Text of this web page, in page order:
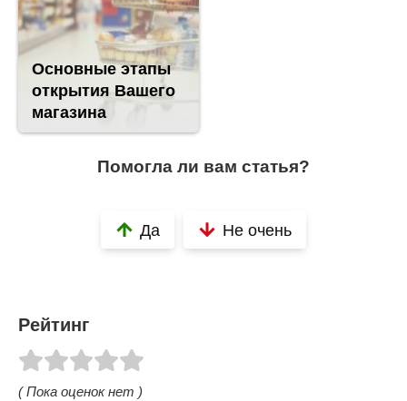
Основные этапы
открытия Вашего
магазина
Помогла ли вам статья?
Да Не очень
Рейтинг
( Пока оценок нет )